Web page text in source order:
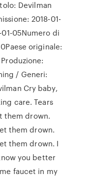
Devilman
2018-01-
05Numero di
originale:
/ Generi:
Cry baby,
care. Tears
them drown.
them drown.
them drown. I
you better
faucet in my